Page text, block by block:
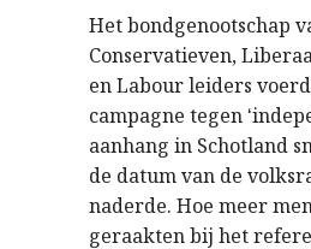
Het bondgenootschap
Conservatieven,
en Labour leiders
campagne tegen ‘
aanhang in Schotland
de datum van de
naderde. Hoe meer
geraakten bij het